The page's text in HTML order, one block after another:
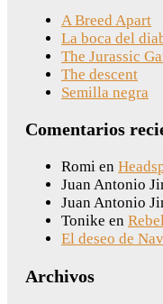
A Breed Apart
La boca del
The Jurassic
The descent
Semilla negra
Comentarios
Romi en
Juan Antonio
Juan Antonio
Tonike en
El deseo de
Archivos